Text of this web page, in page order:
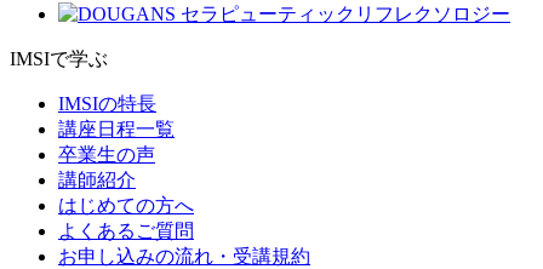
IMSIで学ぶ
IMSIの特長
講座日程一覧
卒業生の声
講師紹介
はじめての方へ
よくあるご質問
お申し込みの流れ・受講規約